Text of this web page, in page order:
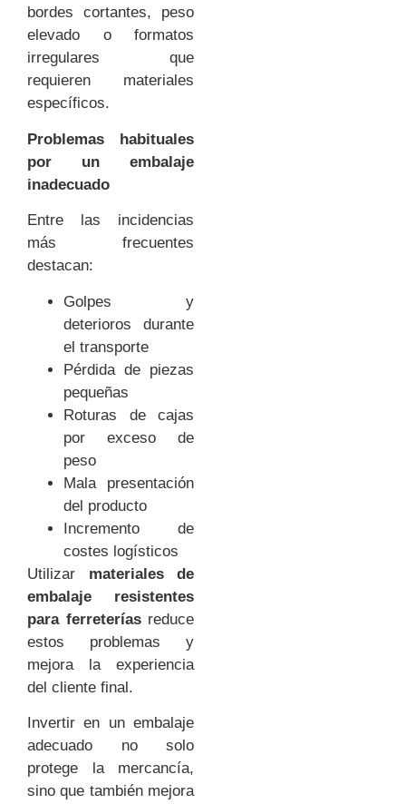
bordes cortantes, peso
elevado o formatos
irregulares que
requieren materiales
específicos.
Problemas habituales
por un embalaje
inadecuado
Entre las incidencias
más frecuentes
destacan:
Golpes y
deterioros durante
el transporte
Pérdida de piezas
pequeñas
Roturas de cajas
por exceso de
peso
Mala presentación
del producto
Incremento de
costes logísticos
Utilizar materiales de
embalaje resistentes
para ferreteríasreduce
estos problemas y
mejora la experiencia
del cliente final.
Invertir en un embalaje
adecuado no solo
protege la mercancía,
sino que también mejora